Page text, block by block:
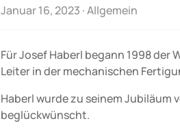
Januar 16, 2023 ·Allgemein
Für Josef Haberl begann 1998 der
Leiter in der mechanischen
Haberl wurde zu seinem Jubiläum
beglückwünscht.